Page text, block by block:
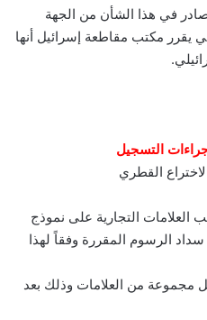
في هذا الشأن من الجهة
يقرر مكتب مقاطعة إسرائيل أنها
التسجيل
القطري
العلامات التجارية على نموذج
الرسوم المقررة وفقاً لهذا
من العلامات وذلك بعد